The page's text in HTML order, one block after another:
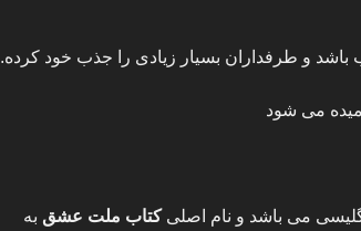
باشد و طرفداران بسیار زیادی را جذب خود کرده.
می شود
می باشد و نام اصلیکتاب ملت عشق به